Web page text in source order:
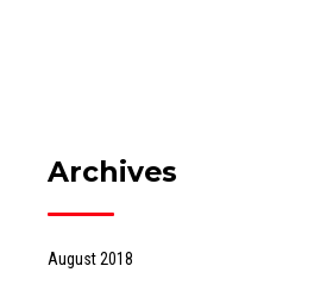
Archives
August 2018